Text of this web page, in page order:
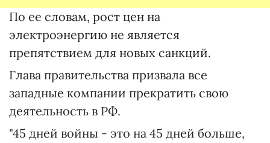
По ее словам, рост цен на
электроэнергию не является
препятствием для новых санкций.
Глава правительства призвала все
западные компании прекратить свою
деятельность в РФ.
"45 дней войны - это на 45 дней больше,